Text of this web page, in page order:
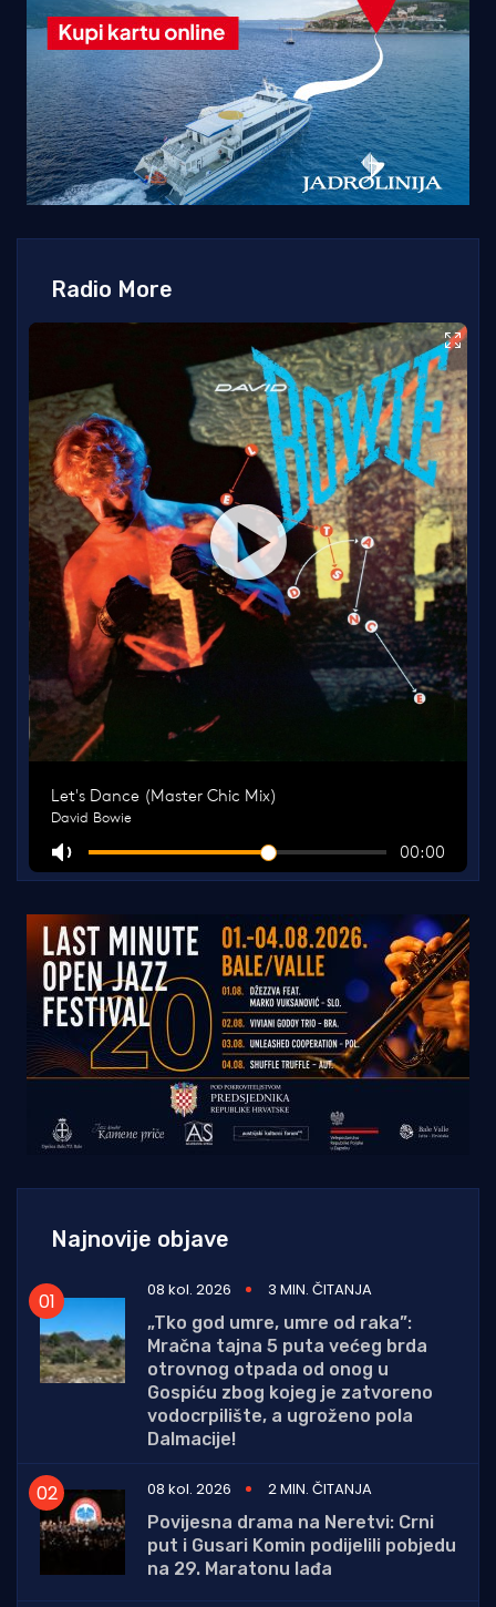
Radio More
Najnovije objave
08 kol. 2026
3 MIN. ČITANJA
„Tko god umre, umre od raka”:
Mračna tajna 5 puta većeg brda
otrovnog otpada od onog u
Gospiću zbog kojeg je zatvoreno
vodocrpilište, a ugroženo pola
Dalmacije!
08 kol. 2026
2 MIN. ČITANJA
Povijesna drama na Neretvi: Crni
put i Gusari Komin podijelili pobjedu
na 29. Maratonu lađa